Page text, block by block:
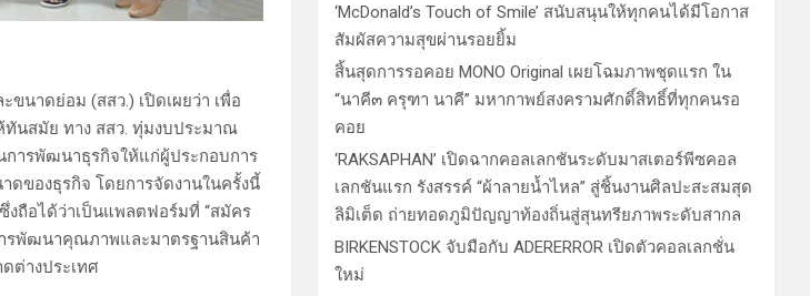
ขนาดย่อม (สสว.) เปิดเผยว่า เพื่อ
ทันสมัย ทาง สสว. ทุ่มงบประมาณ
ารพัฒนาธุรกิจให้แก่ผู้ประกอบการ
ดของธุรกิจ โดยการจัดงานในครั้งนี้
งถือได้ว่าเป็นแพลตฟอร์มที่ “สมัคร
รพัฒนาคุณภาพและมาตรฐานสินค้า
ต่างประเทศ
‘McDonald’s Touch of Smile’ สนับสนุนให้ทุกคนได้มีโอกาส
สัมผัสความสุขผ่านรอยยิ้ม
สิ้นสุดการรอคอย MONO Original เผยโฉมภาพชุดแรก ใน
“นาคี๓ ครุฑา นาคี” มหากาพย์สงครามศักดิ์สิทธิ์ที่ทุกคนรอ
คอย
‘RAKSAPHAN’ เปิดฉากคอลเลกชันระดับมาสเตอร์พีซคอล
เลกชันแรก รังสรรค์ “ผ้าลายน้ำไหล” สู่ชิ้นงานศิลปะสะสมสุด
ลิมิเต็ด ถ่ายทอดภูมิปัญญาท้องถิ่นสู่สุนทรียภาพระดับสากล
BIRKENSTOCK จับมือกับ ADERERROR เปิดตัวคอลเลกชั่น
ใหม่